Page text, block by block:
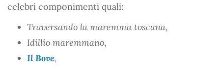
celebri componimenti quali:
Traversando la maremma toscana,
Idillio maremmano,
Il Bove,